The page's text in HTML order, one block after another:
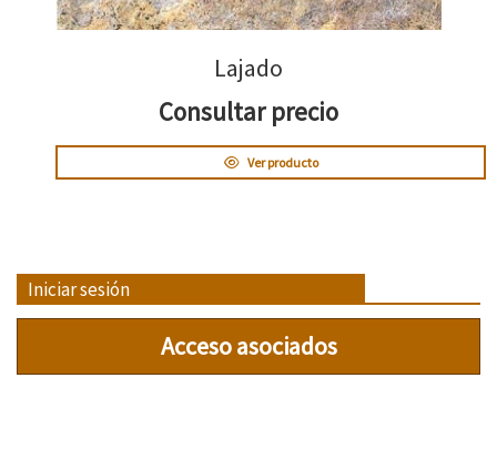
Lajado
Consultar precio
Ver producto
Iniciar sesión
Acceso asociados